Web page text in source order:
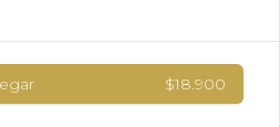
$18.900